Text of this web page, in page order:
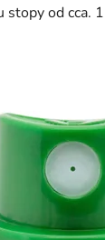
stopy od cca.